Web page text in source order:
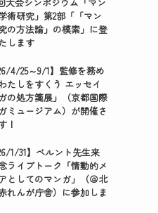
術研究」第2部「「マン
の方法論」の模索」に登
します
4/25～9/1】監修を務め
たしをすくう エッセイ
の処方箋展」（京都国際
ミュージアム）が開催さ
！
1/31】ベルント先生来
ライブトーク「情動的メ
としてのマンガ」（＠北
れんが庁舎）に参加しま